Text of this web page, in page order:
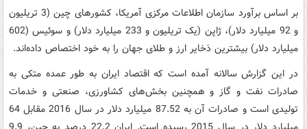
بر اساس برآورد سازمان اطلاعات مرکزی آمریکا، کشورهای چین (3 تریلیون
و 92 میلیارد دلار)، ژاپن (یک تریلیون و 233 میلیارد دلار) و سوئیس (602
میلیارد دلار) بیشترین ذخایر ارز و طلای جهان را به خود اختصاص داده‌اند.
در این گزارش سالانه آمده است که اقتصاد ایران به طور عمده متکی به
صادرات نفت و گاز و همچنین بخش‌های کشاورزی، صنعتی و خدمات
تولیدی است و صادرات آن به 87.52 میلیارد دلار در سال 2016 مقابل 64